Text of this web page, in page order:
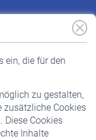
ein, die für den
zu gestalten,
zusätzliche Cookies
Diese Cookies
Inhalte